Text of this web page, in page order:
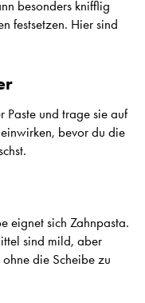
besonders knifflig
festsetzen. Hier sind
Paste und trage sie auf
bevor du die
eignet sich Zahnpasta.
sind mild, aber
ohne die Scheibe zu